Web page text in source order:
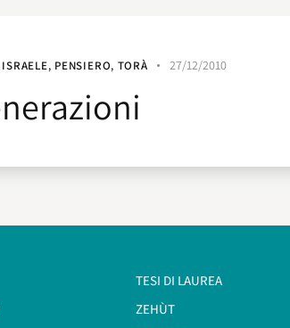
ISRAELE, PENSIERO, TORÀ 27/12/2010
TESI DI LAUREA
ZEHÙT